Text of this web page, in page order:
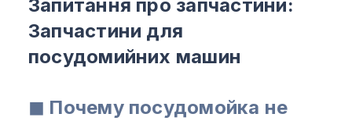
Запитання про запчастини:
Запчастини для
посудомийних машин
◼ Почему посудомойка не